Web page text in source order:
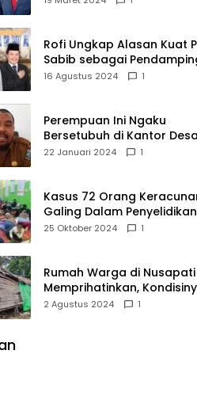
Rofi Ungkap Alasan Kuat
Sabib sebagai
Pilkada Sambas
16 Agustus 2024 1
Perempuan Ini Ngaku
Bersetubuh di Kantor
Kades Pasir Panjang
22 Januari 2024 1
Kasus 72 Orang
Galing Dalam Penyelidikan
Polres Sambas
25 Oktober 2024 1
Rumah Warga di Nusapati
Memprihatinkan,
Nyaris Roboh dan Tidak
2 Agustus 2024 1